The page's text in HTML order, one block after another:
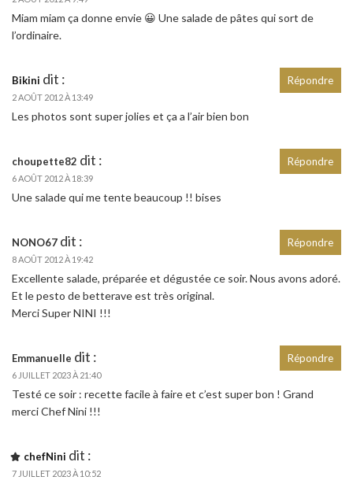
Miam miam ça donne envie 😀 Une salade de pâtes qui sort de
l’ordinaire.
Bikini dit :
2 AOÛT 2012 À 13:49
Les photos sont super jolies et ça a l’air bien bon
Répondre
choupette82 dit :
6 AOÛT 2012 À 18:39
Une salade qui me tente beaucoup !! bises
Répondre
NONO67 dit :
8 AOÛT 2012 À 19:42
Excellente salade, préparée et dégustée ce soir. Nous avons adoré.
Et le pesto de betterave est très original.
Merci Super NINI !!!
Répondre
Emmanuelle dit :
6 JUILLET 2023 À 21:40
Testé ce soir : recette facile à faire et c’est super bon ! Grand
merci Chef Nini !!!
Répondre
chefNini dit :
7 JUILLET 2023 À 10:52